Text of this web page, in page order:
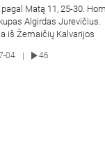
pagal Matą 11, 25-30.
Algirdas Jurevičius.
iš Žemaičių Kalvarijos
04 |
46